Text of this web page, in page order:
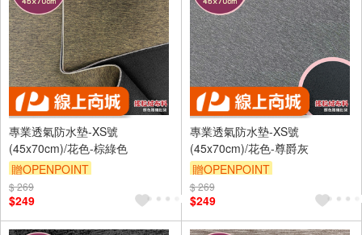
專業透氣防水墊-XS號
(45x70cm)/花色-棕綠色
贈OPENPOINT
訂單滿 2000 元折抵 100元
（運費不算在 2000 元的範圍
內）
$ 269
$249
專業透氣防水墊-XS號
(45x70cm)/花色-尊爵灰
贈OPENPOINT
訂單滿 2000 元折抵 100元
（運費不算在 2000 元的範圍
內）
$ 269
$249